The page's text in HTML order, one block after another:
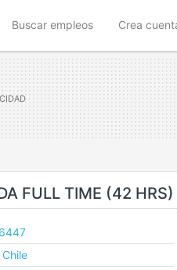
Buscar empleos Crea
FULL TIME (42
Chile